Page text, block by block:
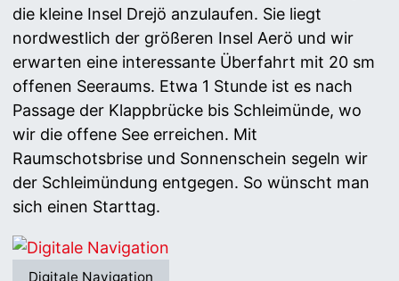
die kleine Insel Drejö anzulaufen. Sie liegt
nordwestlich der größeren Insel Aerö und wir
erwarten eine interessante Überfahrt mit 20 sm
offenen Seeraums. Etwa 1 Stunde ist es nach
Passage der Klappbrücke bis Schleimünde, wo
wir die offene See erreichen. Mit
Raumschotsbrise und Sonnenschein segeln wir
der Schleimündung entgegen. So wünscht man
sich einen Starttag.
Digitale Navigation